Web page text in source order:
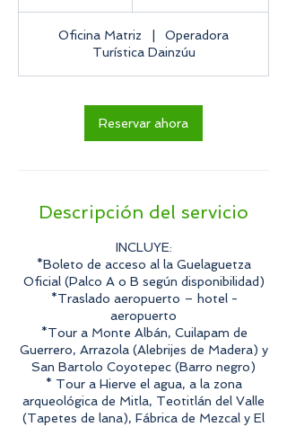
h
Oficina Matriz
Operadora
Turística Dainzúu
Reservar ahora
Descripción del servicio
INCLUYE:
*Boleto de acceso al la Guelaguetza
Oficial (Palco A o B según disponibilidad)
*Traslado aeropuerto – hotel -
aeropuerto
*Tour a Monte Albán, Cuilapam de
Guerrero, Arrazola (Alebrijes de Madera) y
San Bartolo Coyotepec (Barro negro)
* Tour a Hierve el agua, a la zona
arqueológica de Mitla, Teotitlán del Valle
(Tapetes de lana), Fábrica de Mezcal y El